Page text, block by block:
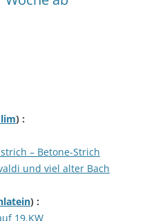
) :
– Betone-Strich
und viel alter Bach
) :
19.KW